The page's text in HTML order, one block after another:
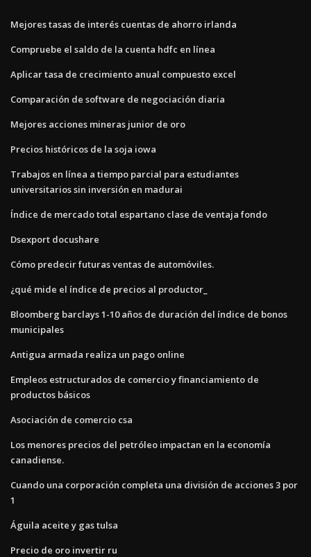
Mejores tasas de interés cuentas de ahorro irlanda
Compruebe el saldo de la cuenta hdfc en línea
Aplicar tasa de crecimiento anual compuesto excel
Comparación de software de negociación diaria
Mejores acciones mineras junior de oro
Precios históricos de la soja iowa
Trabajos en línea a tiempo parcial para estudiantes
universitarios sin inversión en madurai
Índice de mercado total espartano clase de ventaja fondo
Dsexport docushare
Cómo predecir futuras ventas de automóviles.
¿qué mide el índice de precios al productor_
Bloomberg barclays 1-10 años de duración del índice de bonos
municipales
Antigua armada realiza un pago online
Empleos estructurados de comercio y financiamiento de
productos básicos
Asociación de comercio csa
Los menores precios del petróleo impactan en la economía
canadiense.
Cuando una corporación completa una división de acciones 3 por
1
Águila aceite y gas tulsa
Precio de oro invertir ru